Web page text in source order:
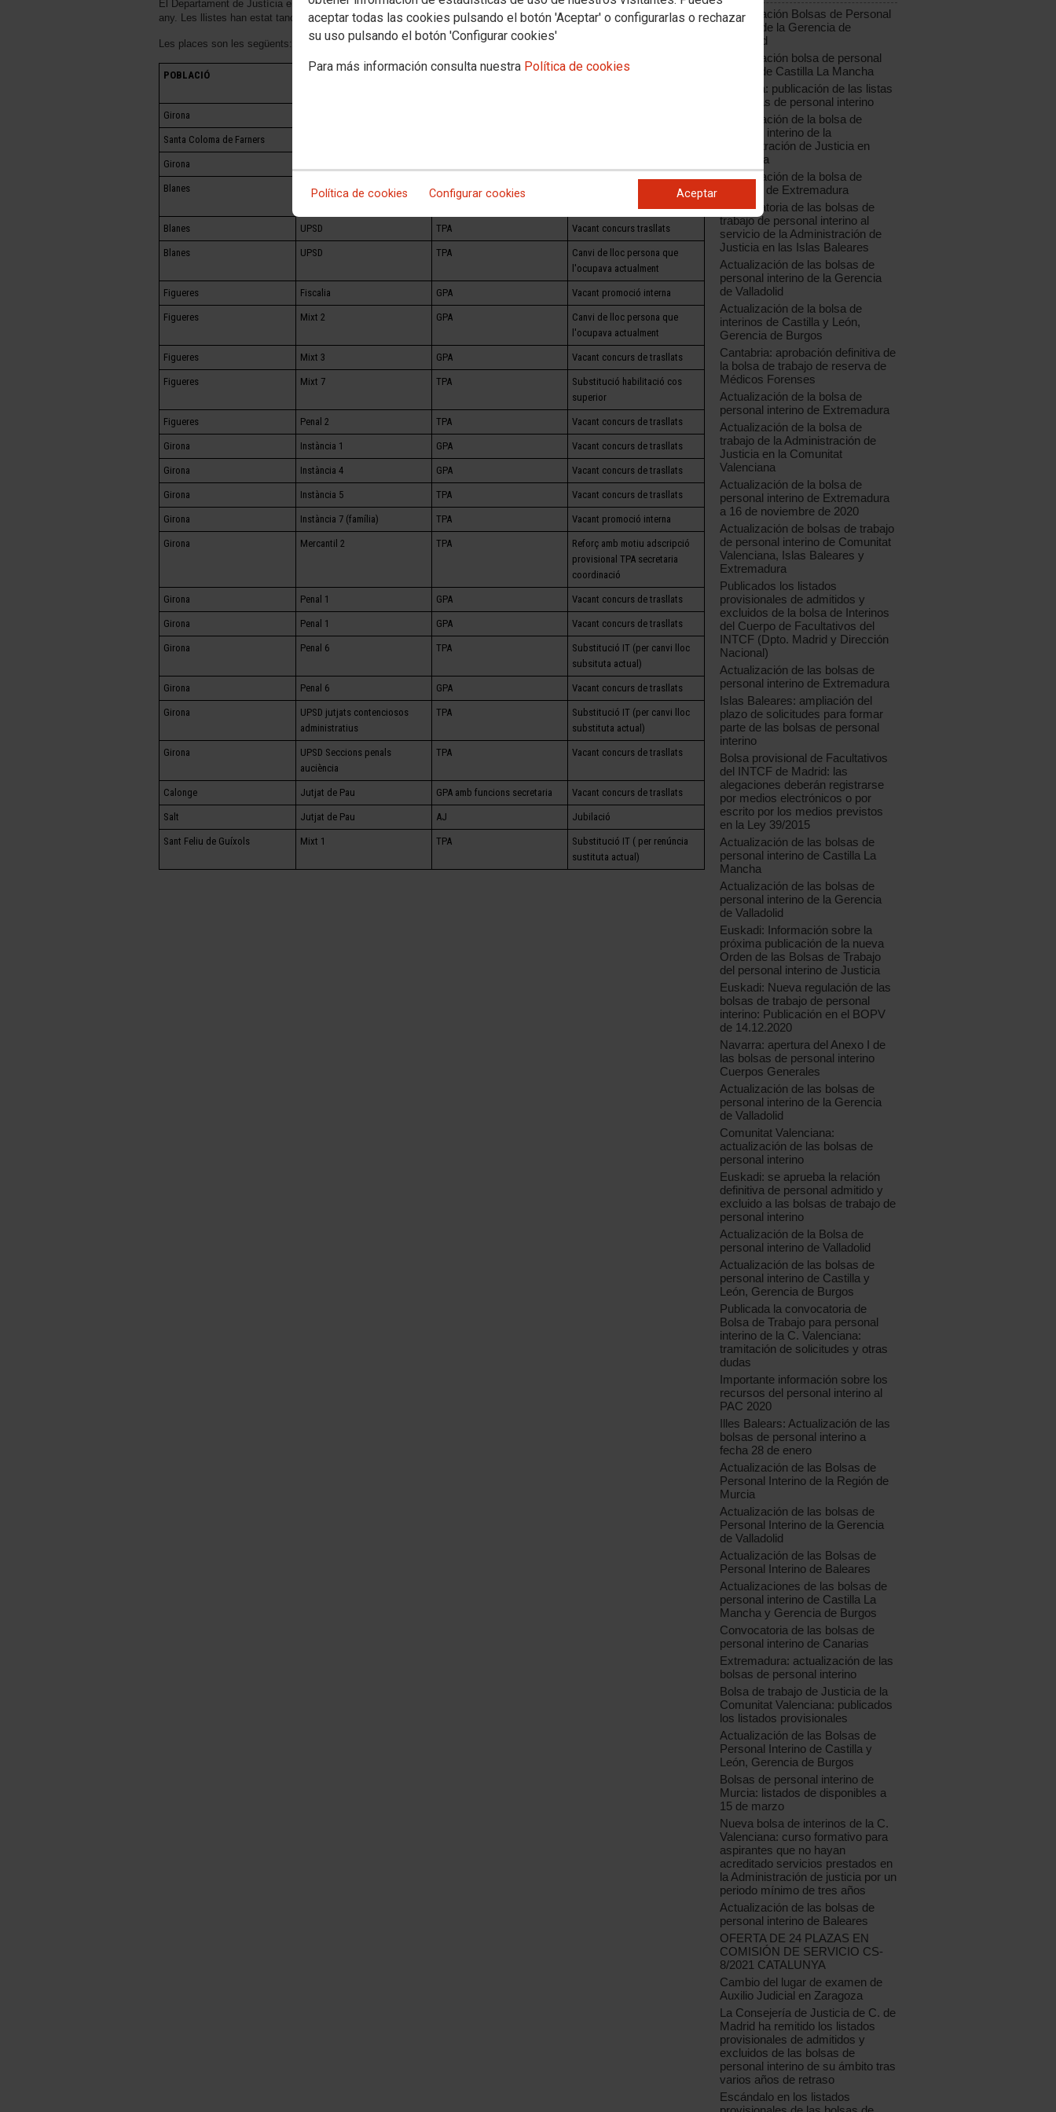
aceptar todas las cookies pulsando el botón 'Aceptar' o configurarlas o rechazar
su uso pulsando el botón 'Configurar cookies'
Para más información consulta nuestra Política de cookies
Política de cookies Configurar cookies Aceptar
El Departament de Justícia ens ha comunicat les places oferides corresponents a la segona quinzena de maig d'aquest
any. Les llistes han estat tancades amb data d'ahir 22 de maig de 2024.
Les places son les següents:
POBLACIÓ ÓRGAN JUDICIAL COS
MOTIU NOMENNAMENT /
Girona
Santa Coloma de Farners
Girona
Blanes SCPG TPA
Substitució habilitació cos
Blanes UPSD TPA Vacant concurs trasllats
Blanes UPSD TPA
Canvi de lloc persona que
l'ocupava actualment
Figueres Fiscalia GPA Vacant promoció interna
Figueres Mixt 2 GPA
Canvi de lloc persona que
l'ocupava actualment
Figueres Mixt 3 GPA Vacant concurs de trasllats
Figueres Mixt 7 TPA
Substitució habilitació cos
superior
Figueres Penal 2 TPA Vacant concurs de trasllats
Girona Instància 1 GPA Vacant concurs de trasllats
Girona Instància 4 GPA Vacant concurs de trasllats
Girona Instància 5 TPA Vacant concurs de trasllats
Girona Instància 7 (família) TPA Vacant promoció interna
Girona Mercantil 2 TPA
Reforç amb motiu adscripció
provisional TPA secretaria
coordinació
Girona Penal 1 GPA Vacant concurs de trasllats
Girona Penal 1 GPA Vacant concurs de trasllats
Girona Penal 6 TPA
Substitució IT (per canvi lloc
subsituta actual)
Girona Penal 6 GPA Vacant concurs de trasllats
Girona
UPSD jutjats contenciosos
administratius
TPA
Substitució IT (per canvi lloc
substituta actual)
Girona
UPSD Seccions penals
auciència
TPA Vacant concurs de trasllats
Calonge Jutjat de Pau GPA amb funcions secretaria Vacant concurs de trasllats
Salt Jutjat de Pau AJ Jubilació
Sant Feliu de Guíxols Mixt 1 TPA
Substitució IT ( per renúncia
sustituta actual)
Actualización Bolsas de Personal
Interino de la Gerencia de
Valladolid
Actualización bolsa de personal
interino de Castilla La Mancha
Cataluña: publicación de las listas
definitivas de personal interino
Actualización de la bolsa de
personal interino de la
Administración de Justicia en
Cantabria
Actualización de la bolsa de
interinos de Extremadura
Convocatoria de las bolsas de
trabajo de personal interino al
servicio de la Administración de
Justicia en las Islas Baleares
Actualización de las bolsas de
personal interino de la Gerencia
de Valladolid
Actualización de la bolsa de
interinos de Castilla y León,
Gerencia de Burgos
Cantabria: aprobación definitiva de
la bolsa de trabajo de reserva de
Médicos Forenses
Actualización de la bolsa de
personal interino de Extremadura
Actualización de la bolsa de
trabajo de la Administración de
Justicia en la Comunitat
Valenciana
Actualización de la bolsa de
personal interino de Extremadura
a 16 de noviembre de 2020
Actualización de bolsas de trabajo
de personal interino de Comunitat
Valenciana, Islas Baleares y
Extremadura
Publicados los listados
provisionales de admitidos y
excluidos de la bolsa de Interinos
del Cuerpo de Facultativos del
INTCF (Dpto. Madrid y Dirección
Nacional)
Actualización de las bolsas de
personal interino de Extremadura
Islas Baleares: ampliación del
plazo de solicitudes para formar
parte de las bolsas de personal
interino
Bolsa provisional de Facultativos
del INTCF de Madrid: las
alegaciones deberán registrarse
por medios electrónicos o por
escrito por los medios previstos
en la Ley 39/2015
Actualización de las bolsas de
personal interino de Castilla La
Mancha
Actualización de las bolsas de
personal interino de la Gerencia
de Valladolid
Euskadi: Información sobre la
próxima publicación de la nueva
Orden de las Bolsas de Trabajo
del personal interino de Justicia
Euskadi: Nueva regulación de las
bolsas de trabajo de personal
interino: Publicación en el BOPV
de 14.12.2020
Navarra: apertura del Anexo I de
las bolsas de personal interino
Cuerpos Generales
Actualización de las bolsas de
personal interino de la Gerencia
de Valladolid
Comunitat Valenciana:
actualización de las bolsas de
personal interino
Euskadi: se aprueba la relación
definitiva de personal admitido y
excluido a las bolsas de trabajo de
personal interino
Actualización de la Bolsa de
personal interino de Valladolid
Actualización de las bolsas de
personal interino de Castilla y
León, Gerencia de Burgos
Publicada la convocatoria de
Bolsa de Trabajo para personal
interino de la C. Valenciana:
tramitación de solicitudes y otras
dudas
Importante información sobre los
recursos del personal interino al
PAC 2020
Illes Balears: Actualización de las
bolsas de personal interino a
fecha 28 de enero
Actualización de las Bolsas de
Personal Interino de la Región de
Murcia
Actualización de las bolsas de
Personal Interino de la Gerencia
de Valladolid
Actualización de las Bolsas de
Personal Interino de Baleares
Actualizaciones de las bolsas de
personal interino de Castilla La
Mancha y Gerencia de Burgos
Convocatoria de las bolsas de
personal interino de Canarias
Extremadura: actualización de las
bolsas de personal interino
Bolsa de trabajo de Justicia de la
Comunitat Valenciana: publicados
los listados provisionales
Actualización de las Bolsas de
Personal Interino de Castilla y
León, Gerencia de Burgos
Bolsas de personal interino de
Murcia: listados de disponibles a
15 de marzo
Nueva bolsa de interinos de la C.
Valenciana: curso formativo para
aspirantes que no hayan
acreditado servicios prestados en
la Administración de justicia por un
periodo mínimo de tres años
Actualización de las bolsas de
personal interino de Baleares
OFERTA DE 24 PLAZAS EN
COMISIÓN DE SERVICIO CS-
8/2021 CATALUNYA
Cambio del lugar de examen de
Auxilio Judicial en Zaragoza
La Consejería de Justicia de C. de
Madrid ha remitido los listados
provisionales de admitidos y
excluidos de las bolsas de
personal interino de su ámbito tras
varios años de retraso
Escándalo en los listados